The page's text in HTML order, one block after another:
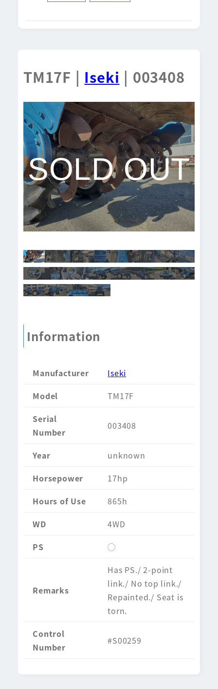
TM17F | Iseki | 003408
SOLD OUT
Information
Manufacturer
Iseki
Model
TM17F
Serial
Number
003408
Year
unknown
Horsepower
17hp
Hours of Use
865h
WD
4WD
PS
◯
Remarks
Has PS./ 2-point
link./ No top link./
Repainted./ Seat is
torn.
Control
Number
#S00259